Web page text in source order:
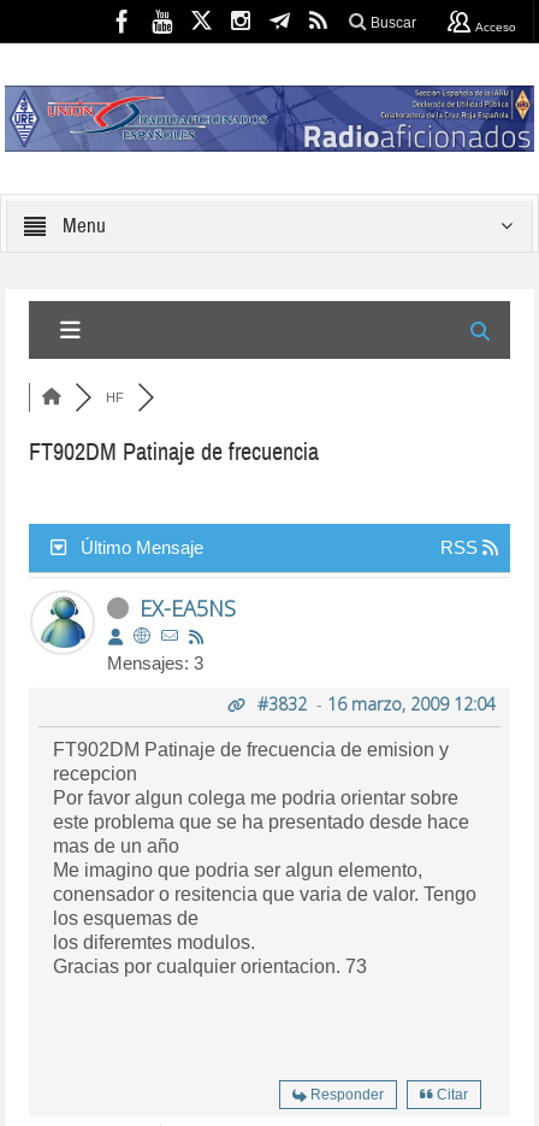
Buscar Acceso
Menu
HF
FT902DM Patinaje de frecuencia
Último Mensaje RSS
EX-EA5NS
Mensajes: 3
#3832- 16 marzo, 2009 12:04
FT902DM Patinaje de frecuencia de emision y
recepcion
Por favor algun colega me podria orientar sobre
este problema que se ha presentado desde hace
mas de un año
Me imagino que podria ser algun elemento,
conensador o resitencia que varia de valor. Tengo
los esquemas de
los diferemtes modulos.
Gracias por cualquier orientacion. 73
Responder Citar